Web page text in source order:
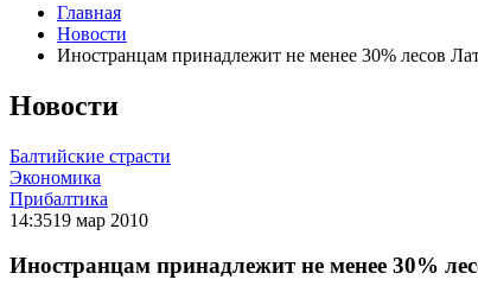
Главная
Новости
Иностранцам принадлежит не менее 30% лесов
Новости
Балтийские страсти
Экономика
Прибалтика
14:3519 мар 2010
Иностранцам принадлежит не менее 30%